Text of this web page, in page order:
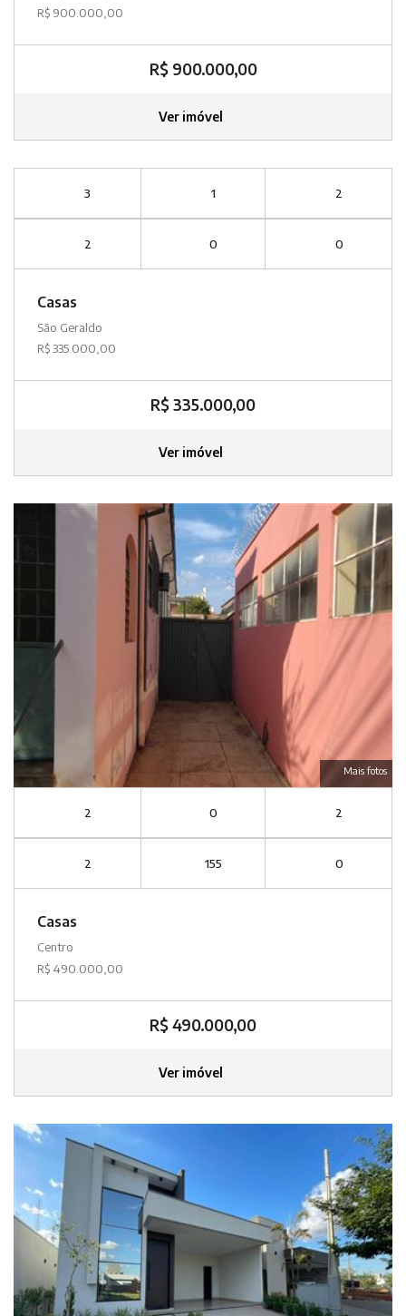
R$ 900.000,00
R$ 900.000,00
Ver imóvel
3 1 2
2 0 0
Casas
São Geraldo
R$ 335.000,00
R$ 335.000,00
Ver imóvel
Mais fotos
2 0 2
2 155 0
Casas
Centro
R$ 490.000,00
R$ 490.000,00
Ver imóvel